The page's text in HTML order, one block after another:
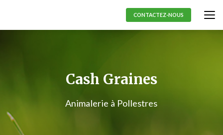
CONTACTEZ-NOUS
Cash Graines
Animalerie à Pollestres